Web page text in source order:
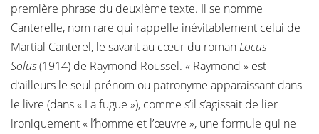
première phrase du deuxième texte. Il se nomme
Canterelle, nom rare qui rappelle inévitablement celui de
Martial Canterel, le savant au cœur du romanLocus
Solus(1914) de Raymond Roussel. « Raymond » est
d’ailleurs le seul prénom ou patronyme apparaissant dans
le livre (dans « La fugue »), comme s’il s’agissait de lier
ironiquement « l’homme et l’œuvre », une formule qui ne